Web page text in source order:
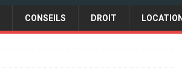
CONSEILS DROIT LOCATION